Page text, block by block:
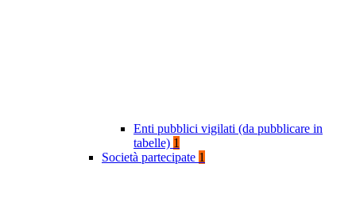
Enti pubblici vigilati (da pubblicare in
tabelle) 1
Società partecipate 1